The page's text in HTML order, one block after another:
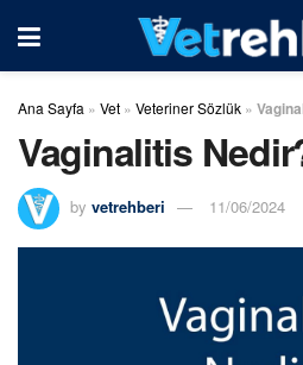
Ana Sayfa » Vet » Veteriner Sözlük »
Vaginalitis
by vetrehberi 11/06/2024